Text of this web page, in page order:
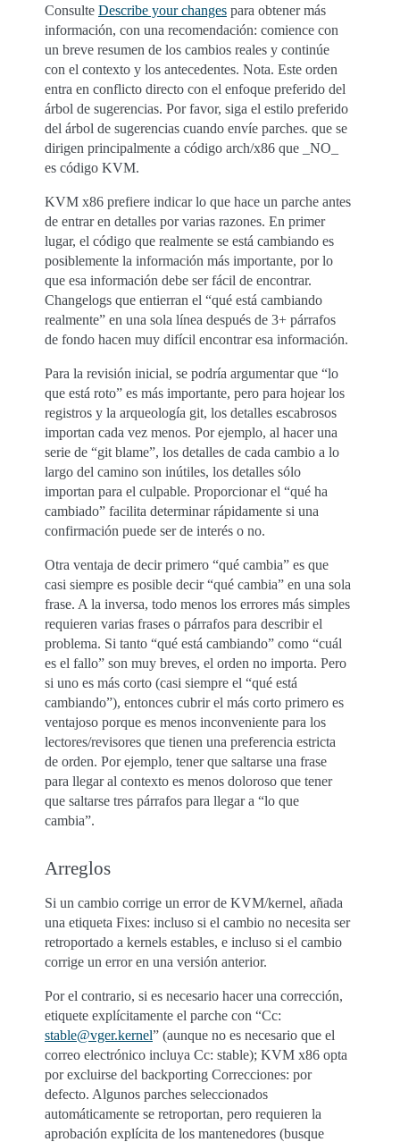
Consulte Describe your changes para obtener más
información, con una recomendación: comience con
un breve resumen de los cambios reales y continúe
con el contexto y los antecedentes. Nota. Este orden
entra en conflicto directo con el enfoque preferido del
árbol de sugerencias. Por favor, siga el estilo preferido
del árbol de sugerencias cuando envíe parches. que se
dirigen principalmente a código arch/x86 que _NO_
es código KVM.
KVM x86 prefiere indicar lo que hace un parche antes
de entrar en detalles por varias razones. En primer
lugar, el código que realmente se está cambiando es
posiblemente la información más importante, por lo
que esa información debe ser fácil de encontrar.
Changelogs que entierran el “qué está cambiando
realmente” en una sola línea después de 3+ párrafos
de fondo hacen muy difícil encontrar esa información.
Para la revisión inicial, se podría argumentar que “lo
que está roto” es más importante, pero para hojear los
registros y la arqueología git, los detalles escabrosos
importan cada vez menos. Por ejemplo, al hacer una
serie de “git blame”, los detalles de cada cambio a lo
largo del camino son inútiles, los detalles sólo
importan para el culpable. Proporcionar el “qué ha
cambiado” facilita determinar rápidamente si una
confirmación puede ser de interés o no.
Otra ventaja de decir primero “qué cambia” es que
casi siempre es posible decir “qué cambia” en una sola
frase. A la inversa, todo menos los errores más simples
requieren varias frases o párrafos para describir el
problema. Si tanto “qué está cambiando” como “cuál
es el fallo” son muy breves, el orden no importa. Pero
si uno es más corto (casi siempre el “qué está
cambiando”), entonces cubrir el más corto primero es
ventajoso porque es menos inconveniente para los
lectores/revisores que tienen una preferencia estricta
de orden. Por ejemplo, tener que saltarse una frase
para llegar al contexto es menos doloroso que tener
que saltarse tres párrafos para llegar a “lo que
cambia”.
Arreglos
Si un cambio corrige un error de KVM/kernel, añada
una etiqueta Fixes: incluso si el cambio no necesita ser
retroportado a kernels estables, e incluso si el cambio
corrige un error en una versión anterior.
Por el contrario, si es necesario hacer una corrección,
etiquete explícitamente el parche con “Cc:
stable@vger.kernel” (aunque no es necesario que el
correo electrónico incluya Cc: stable); KVM x86 opta
por excluirse del backporting Correcciones: por
defecto. Algunos parches seleccionados
automáticamente se retroportan, pero requieren la
aprobación explícita de los mantenedores (busque